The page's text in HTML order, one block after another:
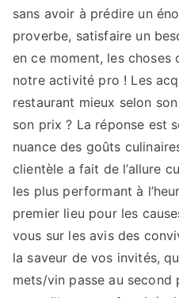
sans avoir à prédire un
proverbe, satisfaire un
en ce moment, les choses
notre activité pro ! Les
restaurant mieux selon
son prix ? La réponse est
nuance des goûts
clientèle a fait de l’allure
les plus performant à
premier lieu pour les
vous sur les avis des
la saveur de vos invités,
mets/vin passe au second